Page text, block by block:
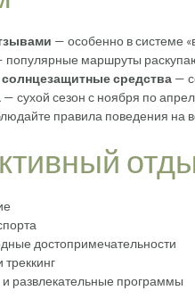
— особенно в системе
популярные маршруты
средства —
— сухой сезон с ноября по
правила поведения на
достопримечательности
развлекательные программы